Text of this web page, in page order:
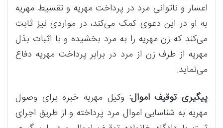
اعسار و ناتوانی مرد در پرداخت مهریه و تقسیط مهریه
به او در این دعوی کمک می‌کند، در مواردی نیز ثابت
می‌کند که زن مهریه را به مرد بخشیده و با اثبات بذل
مهریه از طرف زن از مرد در برابر پرداخت مهریه دفاع
می‌نماید.
پیگیری توقیف اموال: وکیل مهریه خبره برای وصول
مهریه به شناسایی اموال مرد پرداخته و از طریق اجرای